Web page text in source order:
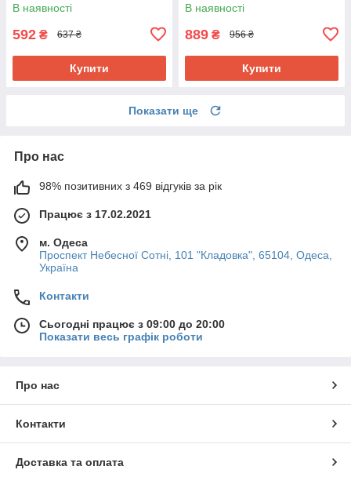
В наявності
592 ₴ 637 ₴
Купити
В наявності
889 ₴ 956 ₴
Купити
Показати ще
Про нас
98% позитивних з 469 відгуків за рік
Працює з 17.02.2021
м. Одеса
Проспект Небесної Сотні, 101 "Кладовка", 65104, Одеса,
Україна
Контакти
Сьогодні працює з 09:00 до 20:00
Показати весь графік роботи
Про нас
Контакти
Доставка та оплата